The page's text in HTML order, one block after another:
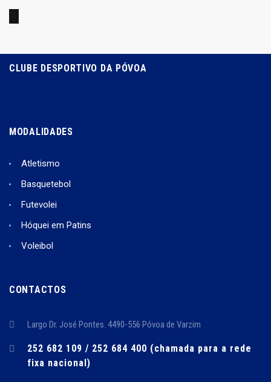
CLUBE DESPORTIVO DA PÓVOA
MODALIDADES
Atletismo
Basquetebol
Futevolei
Hóquei em Patins
Voleibol
CONTACTOS
Largo Dr. José Pontes. 4490-556 Póvoa de Varzim
252 682 109 / 252 684 400 (chamada para a rede
fixa nacional)